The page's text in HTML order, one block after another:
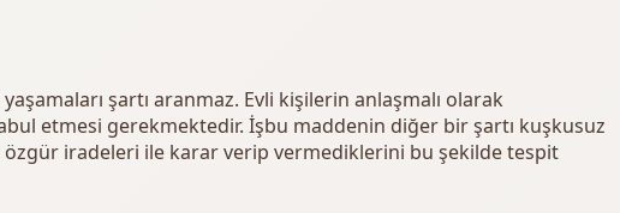
şartı aranmaz. Evli kişilerin anlaşmalı olarak
etmesi gerekmektedir. İşbu maddenin diğer bir şartı kuşkusuz
özgür iradeleri ile karar verip vermediklerini bu şekilde tespit